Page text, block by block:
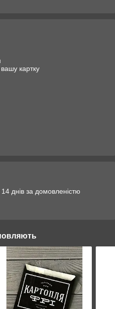
картку
днів за домовленістю